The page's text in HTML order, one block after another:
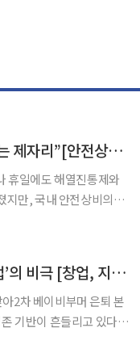
“코로나19 후 달라진 국민 인식…안전상비약 제도는 제자리”[안전상비약 갑론을박②]
휴일에도 해열진통제와
지만, 국내 안전상비의약
은퇴 후 갈 곳은 자영업뿐...일본의 2배, ‘생계형 창업’의 비극 [창업, 지원에서 출구전략으로]
2차 베이비부머 은퇴 본